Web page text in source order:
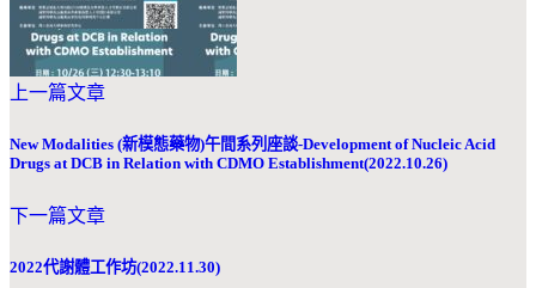
上一篇文章
New Modalities (新模態藥物)午間系列座談-Development of Nucleic Acid
Drugs at DCB in Relation with CDMO Establishment(2022.10.26)
下一篇文章
2022代謝體工作坊(2022.11.30)